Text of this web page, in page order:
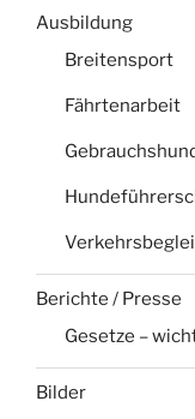
Ausbildung
Breitensport
Fährtenarbeit
Berichte / Presse
Gesetze –
Bilder